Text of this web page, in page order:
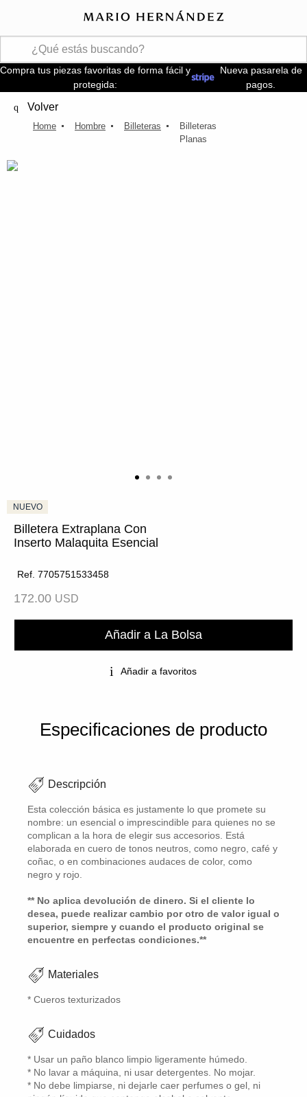
Compra tus piezas favoritas de forma fácil y
protegida:
Nueva pasarela de
pagos.
Volver
Hombre Billeteras
Billeteras
Planas
Billetera Extraplana Con
Inserto Malaquita Esencial
Ref. 7705751533458
172.00 USD
Añadir a La Bolsa
Añadir a favoritos
Especificaciones de producto
Descripción
Esta colección básica es justamente lo que promete su
nombre: un esencial o imprescindible para quienes no se
complican a la hora de elegir sus accesorios. Está
elaborada en cuero de tonos neutros, como negro, café y
coñac, o en combinaciones audaces de color, como
negro y rojo.
** No aplica devolución de dinero. Si el cliente lo
desea, puede realizar cambio por otro de valor igual o
superior, siempre y cuando el producto original se
encuentre en perfectas condiciones.**
Materiales
* Cueros texturizados
Cuidados
* Usar un paño blanco limpio ligeramente húmedo.
* No lavar a máquina, ni usar detergentes. No mojar.
* No debe limpiarse, ni dejarle caer perfumes o gel, ni